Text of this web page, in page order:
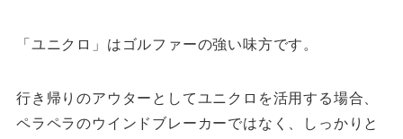
「ユニクロ」はゴルファーの強い味方です。
行き帰りのアウターとしてユニクロを活用する場合、
ペラペラのウインドブレーカーではなく、しっかりと